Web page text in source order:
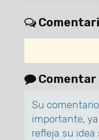
Comentar
Su
importante,
refleja su idea